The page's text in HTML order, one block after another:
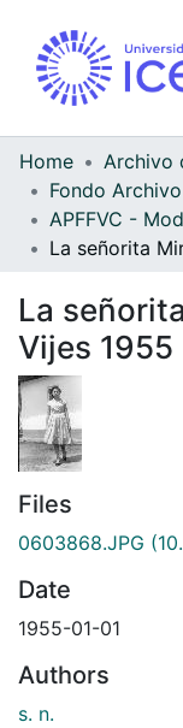
Home
La
Vijes 1955
Files
0603868.JPG
Date
1955-01-01
Authors
s. n.